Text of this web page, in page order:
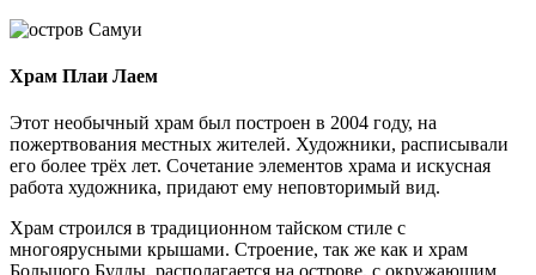
Храм Плаи Лаем
Этот необычный храм был построен в 2004 году, на
пожертвования местных жителей. Художники, расписывали
его более трёх лет. Сочетание элементов храма и искусная
работа художника, придают ему неповторимый вид.
Храм строился в традиционном тайском стиле с
многоярусными крышами. Строение, так же как и храм
Большого Будды, располагается на острове, с окружающим